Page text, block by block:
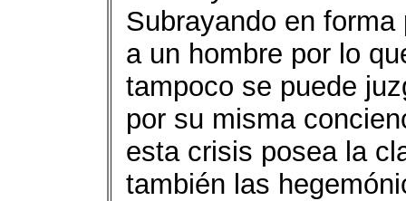
Subrayando en
a un hombre por lo
tampoco se puede
por su misma
esta crisis posea la
también las